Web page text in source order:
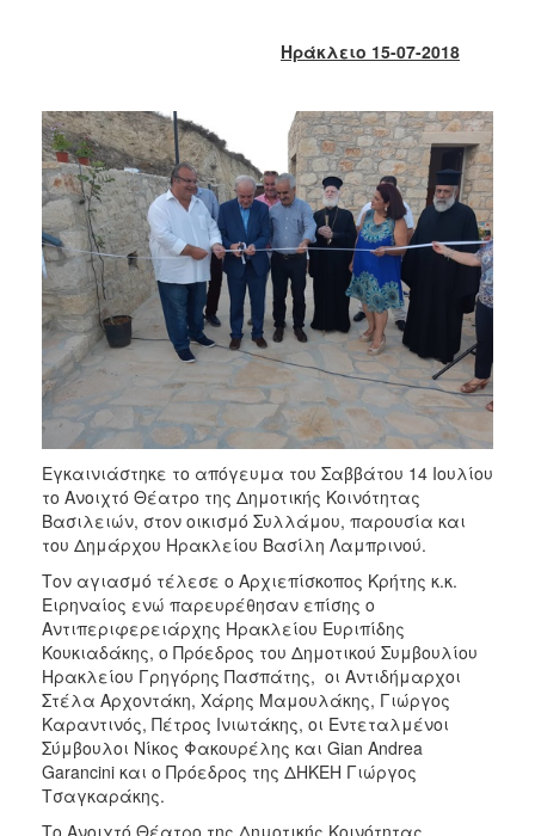
2015
2013
2012
2011
2010
2006
ΠΟΛΙΤΙΣΜΟΣ
ΠΟΛΗ
Ηράκλειο 15-07-2018
Εγκαινιάστηκε το απόγευμα του Σαββάτου 14 Ιουλίου
το Ανοιχτό Θέατρο της Δημοτικής Κοινότητας
Βασιλειών, στον οικισμό Συλλάμου, παρουσία και
του Δημάρχου Ηρακλείου Βασίλη Λαμπρινού.
Τον αγιασμό τέλεσε ο Αρχιεπίσκοπος Κρήτης κ.κ.
Ειρηναίος ενώ παρευρέθησαν επίσης ο
Αντιπεριφερειάρχης Ηρακλείου Ευριπίδης
Κουκιαδάκης, ο Πρόεδρος του Δημοτικού Συμβουλίου
Ηρακλείου Γρηγόρης Πασπάτης, οι Αντιδήμαρχοι
Στέλα Αρχοντάκη, Χάρης Μαμουλάκης, Γιώργος
Καραντινός, Πέτρος Ινιωτάκης, οι Εντεταλμένοι
Σύμβουλοι Νίκος Φακουρέλης και Gian Andrea
Garancini και ο Πρόεδρος της ΔΗΚΕΗ Γιώργος
Τσαγκαράκης.